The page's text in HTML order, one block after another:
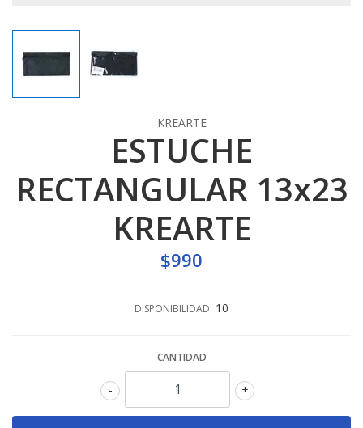
KREARTE
ESTUCHE
RECTANGULAR 13x23
KREARTE
$990
DISPONIBILIDAD: 10
CANTIDAD
+
-